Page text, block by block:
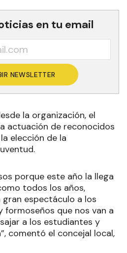
en tu email
NEWSLETTER
la organización, el
actuación de reconocidos
elección de la
porque este año la llega
todos los años,
espectáculo a los
formoseños que nos van a
a los estudiantes y
comentó el concejal local,